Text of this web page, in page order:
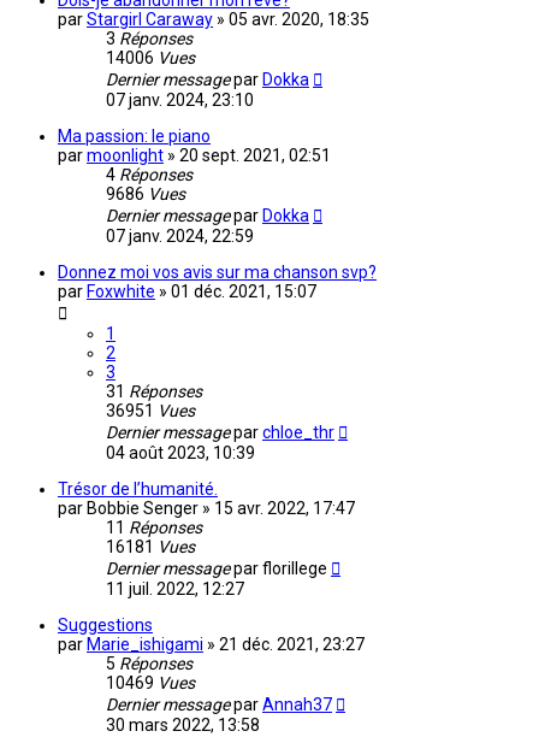
parStargirl Caraway » 05 avr. 2020, 18:35
3 Réponses
14006 Vues
Dernier messagepar Dokka
07 janv. 2024, 23:10
Ma passion: le piano
parmoonlight » 20 sept. 2021, 02:51
4 Réponses
9686 Vues
Dernier messagepar Dokka
07 janv. 2024, 22:59
Donnez moi vos avis sur ma chanson svp?
par Foxwhite » 01 déc. 2021, 15:07
1
2
3
31 Réponses
36951 Vues
Dernier messageparchloe_thr
04 août 2023, 10:39
Trésor de l’humanité.
par Bobbie Senger » 15 avr. 2022, 17:47
11 Réponses
16181 Vues
Dernier messageparflorillege
11 juil. 2022, 12:27
Suggestions
par Marie_ishigami » 21 déc. 2021, 23:27
5 Réponses
10469 Vues
Dernier messageparAnnah37
30 mars 2022, 13:58